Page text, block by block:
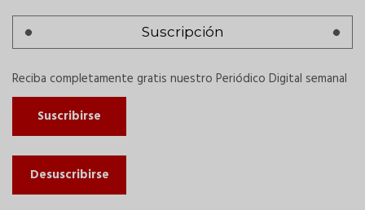
Suscripción
Reciba completamente gratis nuestro Periódico Digital semanal
Suscribirse
Desuscribirse